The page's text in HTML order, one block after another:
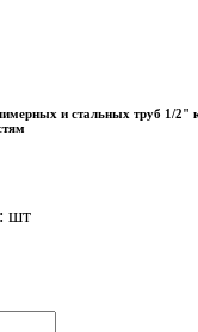
и стальных труб 1/2"
шт